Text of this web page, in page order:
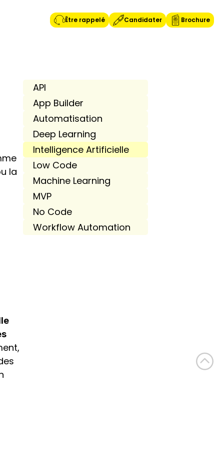
Être rappelé Candidater Brochure
la
API
App Builder
Automatisation
Deep Learning
Intelligence Artificielle
Low Code
Machine Learning
MVP
No Code
Workflow Automation